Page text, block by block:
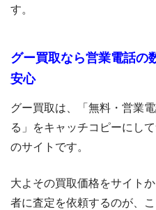
す。
グー買取なら営業電話の
安心
グー買取は、「無料・営業
る」をキャッチコピーにし
のサイトです。
大よその買取価格をサイト
者に査定を依頼するのが、